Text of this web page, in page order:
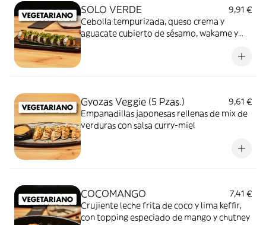
SOLO VERDE
9,91 €
Cebolla tempurizada, queso crema y
aguacate cubierto de sésamo, wakame y
Gyozas Veggie (5 Pzas.)
9,61 €
Empanadillas japonesas rellenas de mix de
verduras con salsa curry-miel
COCOMANGO
7,41 €
Crujiente leche frita de coco y lima keffir,
con topping especiado de mango y chutney